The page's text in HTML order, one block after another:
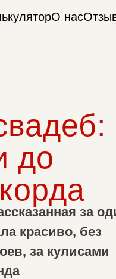
О нас
до
за
красиво, без
за кулисами